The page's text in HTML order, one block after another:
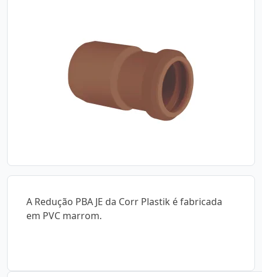
A Redução PBA JE da Corr Plastik é fabricada
em PVC marrom.